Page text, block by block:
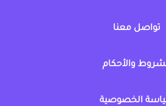
تواصل معنا
والأحكام
الخصوصية